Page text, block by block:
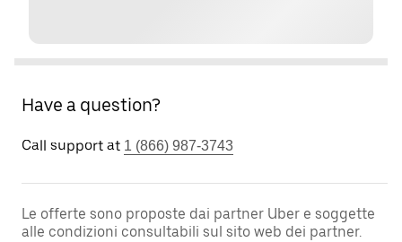
Have a question?
Call support at 1 (866) 987-3743
Le offerte sono proposte dai partner Uber e soggette
alle condizioni consultabili sul sito web dei partner.